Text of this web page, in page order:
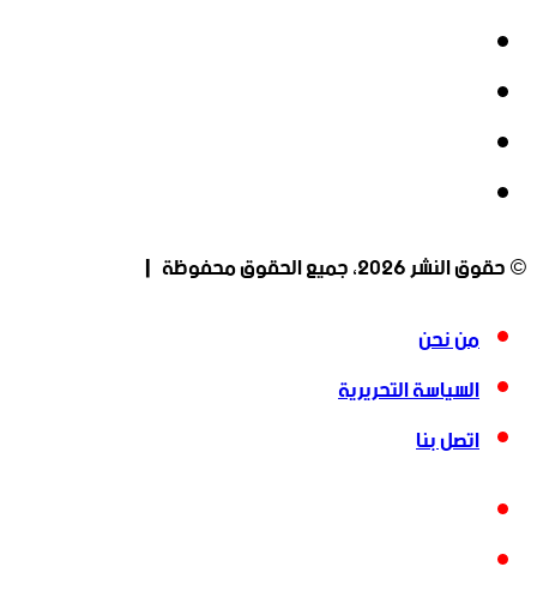
© حقوق النشر 2026، جميع الحقوق محفوظة |
من نحن
السياسة التحريرية
اتصل بنا